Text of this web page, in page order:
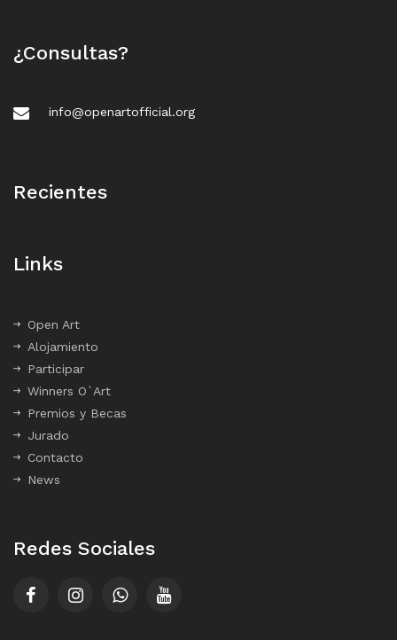
¿Consultas?
info@openartofficial.org
Recientes
Links
Open Art
Alojamiento
Participar
Winners O`Art
Premios y Becas
Jurado
Contacto
News
Redes Sociales